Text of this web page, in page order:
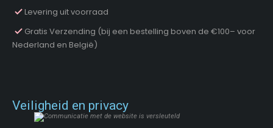
Levering uit voorraad
Gratis Verzending (bij een bestelling boven de €100– voor
Nederland en België)
Veiligheid en privacy